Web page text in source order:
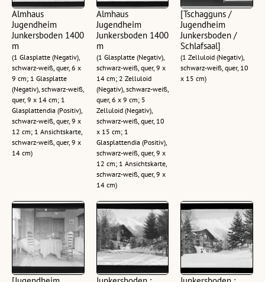
Almhaus
Jugendheim
Junkersboden 1400
m
(1 Glasplatte (Negativ),
schwarz-weiß, quer, 6 x
9 cm; 1 Glasplatte
(Negativ), schwarz-weiß,
quer, 9 x 14 cm; 1
Glasplattendia (Positiv),
schwarz-weiß, quer, 9 x
12 cm; 1 Ansichtskarte,
schwarz-weiß, quer, 9 x
14 cm)
Almhaus
Jugendheim
Junkersboden 1400
m
(1 Glasplatte (Negativ),
schwarz-weiß, quer, 9 x
14 cm; 2 Zelluloid
(Negativ), schwarz-weiß,
quer, 6 x 9 cm; 5
Zelluloid (Negativ),
schwarz-weiß, quer, 10
x 15 cm; 1
Glasplattendia (Positiv),
schwarz-weiß, quer, 9 x
12 cm; 1 Ansichtskarte,
schwarz-weiß, quer, 9 x
14 cm)
[Tschagguns /
Jugendheim
Junkersboden /
Schlafsaal]
(1 Zelluloid (Negativ),
schwarz-weiß, quer, 10
x 15 cm)